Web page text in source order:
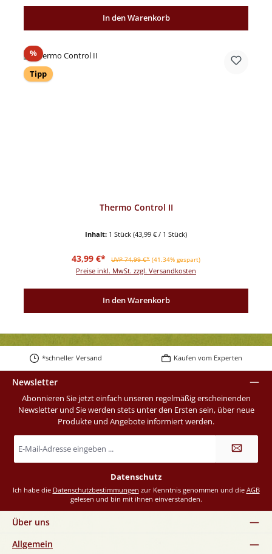
In den Warenkorb
%Rabatt
Tipp
Thermo Control II
Inhalt: 1 Stück (43,99 € / 1 Stück)
Verkaufspreis:
43,99 €* Regulärer Preis:
UVP 74,99 €* (41.34% gespart)
Preise inkl. MwSt. zzgl. Versandkosten
In den Warenkorb
*schneller Versand Kaufen vom Experten
Newsletter
Abonnieren Sie jetzt einfach unseren regelmäßig erscheinenden
Newsletter und Sie werden stets unter den Ersten sein, über neue
Produkte und Angebote informiert werden.
E-
Mail-
Datenschutz
Ich habe die Datenschutzbestimmungen zur Kenntnis genommen und die AGB
gelesen und bin mit ihnen einverstanden.
Über uns
Allgemein